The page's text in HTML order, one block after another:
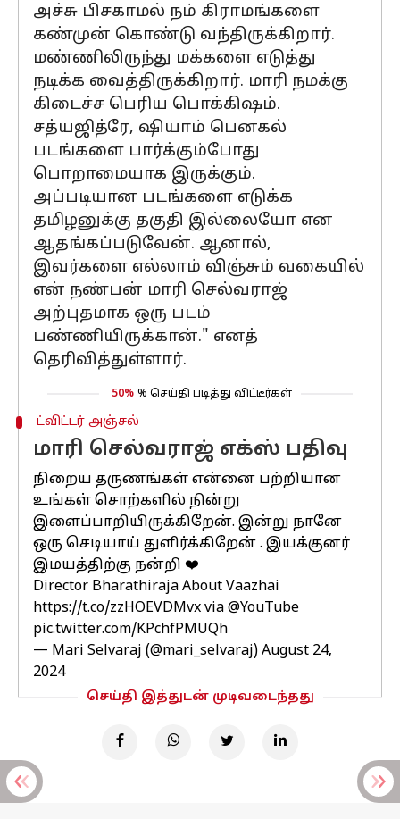
அச்சு பிசகாமல் நம் கிராமங்களை
கண்முன் கொண்டு வந்திருக்கிறார்.
மண்ணிலிருந்து மக்களை எடுத்து
நடிக்க வைத்திருக்கிறார். மாரி நமக்கு
கிடைச்ச பெரிய பொக்கிஷம்.
சத்யஜித்ரே, ஷியாம் பெனகல்
படங்களை பார்க்கும்போது
பொறாமையாக இருக்கும்.
அப்படியான படங்களை எடுக்க
தமிழனுக்கு தகுதி இல்லையோ என
ஆதங்கப்படுவேன். ஆனால்,
இவர்களை எல்லாம் விஞ்சும் வகையில்
என் நண்பன் மாரி செல்வராஜ்
அற்புதமாக ஒரு படம்
பண்ணியிருக்கான்." எனத்
தெரிவித்துள்ளார்.
50% % செய்தி படித்து விட்டீர்கள்
ட்விட்டர் அஞ்சல்
மாரி செல்வராஜ் எக்ஸ் பதிவு
நிறைய தருணங்கள் என்னை பற்றியான
உங்கள் சொற்களில் நின்று
இளைப்பாறியிருக்கிறேன். இன்று நானே
ஒரு செடியாய் துளிர்க்கிறேன் . இயக்குனர்
இமயத்திற்கு நன்றி ❤️
Director Bharathiraja About Vaazhai
https://t.co/zzHOEVDMvx via @YouTube
pic.twitter.com/KPchfPMUQh
— Mari Selvaraj (@mari_selvaraj) August 24,
2024
செய்தி இத்துடன் முடிவடைந்தது